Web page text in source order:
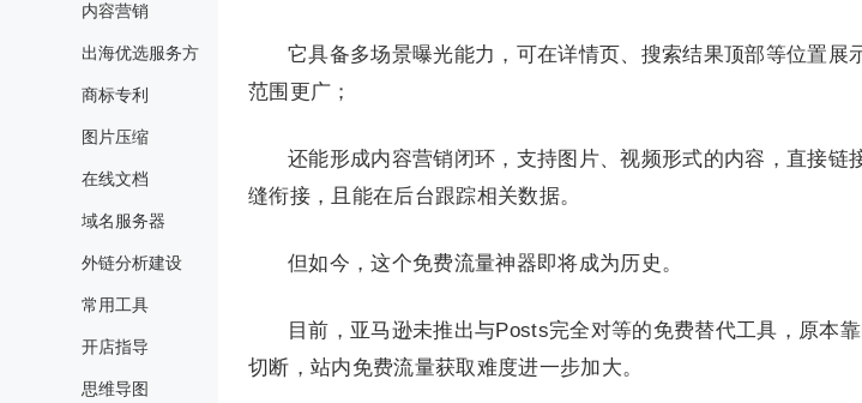
内容营销
出海优选服务方
商标专利
图片压缩
在线文档
域名服务器
外链分析建设
常用工具
开店指导
思维导图
它具备多场景曝光能力，可在详情页、搜索结果顶部等位置展
范围更广；
还能形成内容营销闭环，支持图片、视频形式的内容，直接链
缝衔接，且能在后台跟踪相关数据。
但如今，这个免费流量神器即将成为历史。
目前，亚马逊未推出与Posts完全对等的免费替代工具，原本
切断，站内免费流量获取难度进一步加大。